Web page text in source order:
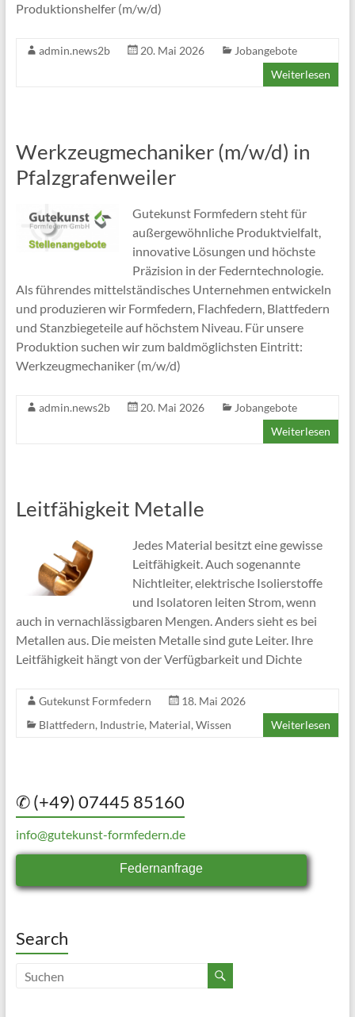
Produktionshelfer (m/w/d)
admin.news2b 20. Mai 2026
Jobangebote
Weiterlesen
Werkzeugmechaniker (m/w/d) in
Pfalzgrafenweiler
Gutekunst Formfedern steht für
außergewöhnliche Produktvielfalt,
innovative Lösungen und höchste
Präzision in der Federntechnologie.
Als führendes mittelständisches Unternehmen entwickeln
und produzieren wir Formfedern, Flachfedern, Blattfedern
und Stanzbiegeteile auf höchstem Niveau. Für unsere
Produktion suchen wir zum baldmöglichsten Eintritt:
Werkzeugmechaniker (m/w/d)
admin.news2b 20. Mai 2026
Jobangebote
Weiterlesen
Leitfähigkeit Metalle
Jedes Material besitzt eine gewisse
Leitfähigkeit. Auch sogenannte
Nichtleiter, elektrische Isolierstoffe
und Isolatoren leiten Strom, wenn
auch in vernachlässigbaren Mengen. Anders sieht es bei
Metallen aus. Die meisten Metalle sind gute Leiter. Ihre
Leitfähigkeit hängt von der Verfügbarkeit und Dichte
Gutekunst Formfedern
18. Mai 2026
Blattfedern, Industrie, Material, Wissen Weiterlesen
✆ (+49) 07445 85160
info@gutekunst-formfedern.de
Federnanfrage
Search